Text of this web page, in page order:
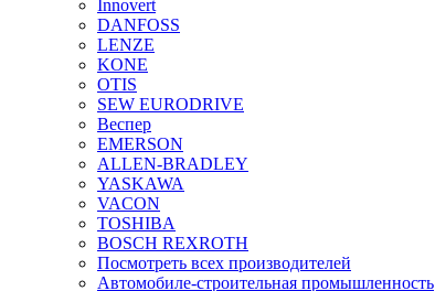
Innovert
DANFOSS
LENZE
KONE
OTIS
SEW EURODRIVE
Веспер
EMERSON
ALLEN-BRADLEY
YASKAWA
VACON
TOSHIBA
BOSCH REXROTH
Посмотреть всех производителей
Автомобиле-строительная промышленность